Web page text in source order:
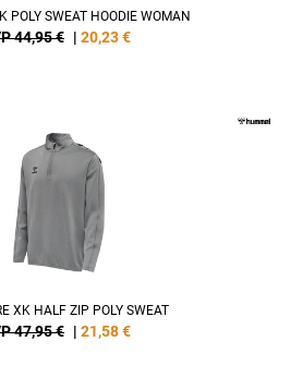
POLY SWEAT HOODIE WOMAN
44,95 € | 20,23€
XK HALF ZIP POLY SWEAT
47,95 € | 21,58€